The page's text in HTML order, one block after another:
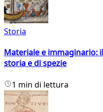
Storia
Materiale e immaginario:
storia e di spezie
1 min di lettura